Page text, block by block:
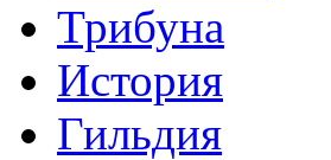
Трибуна
История
Гильдия